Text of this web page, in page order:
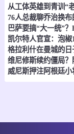
克拉克斯维克
情报
冰女甲
巴萨要搞“大一统”
凯尔特人官宣：泡椒
格拉利什在曼城的
维尼修斯续约僵局
威尼斯押注阿根廷